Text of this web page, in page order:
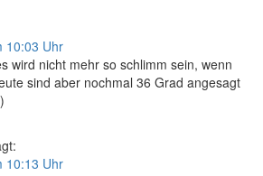
10:03 Uhr
wird nicht mehr so schlimm sein, wenn
sind aber nochmal 36 Grad angesagt
10:13 Uhr